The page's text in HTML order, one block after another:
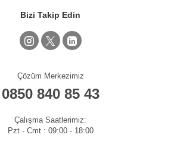
Bizi Takip Edin
Çözüm Merkezimiz
0850 840 85 43
Çalışma Saatlerimiz:
Pzt - Cmt : 09:00 - 18:00